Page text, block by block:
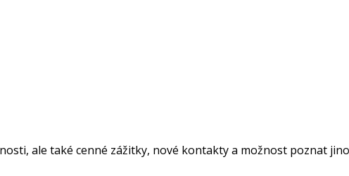
ale také cenné zážitky, nové kontakty a možnost poznat